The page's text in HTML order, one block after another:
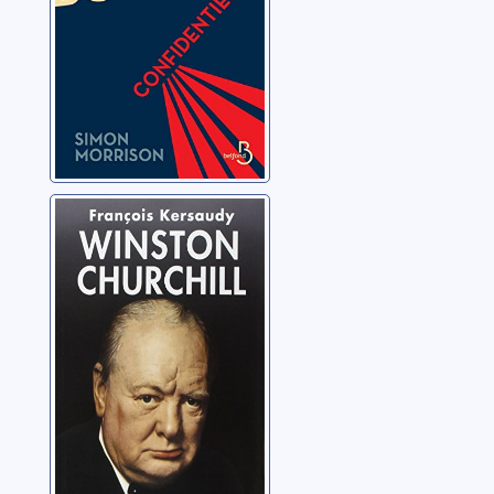
Winston
Churchill: le
pouvoir de
l'imagination
Kersaudy, François